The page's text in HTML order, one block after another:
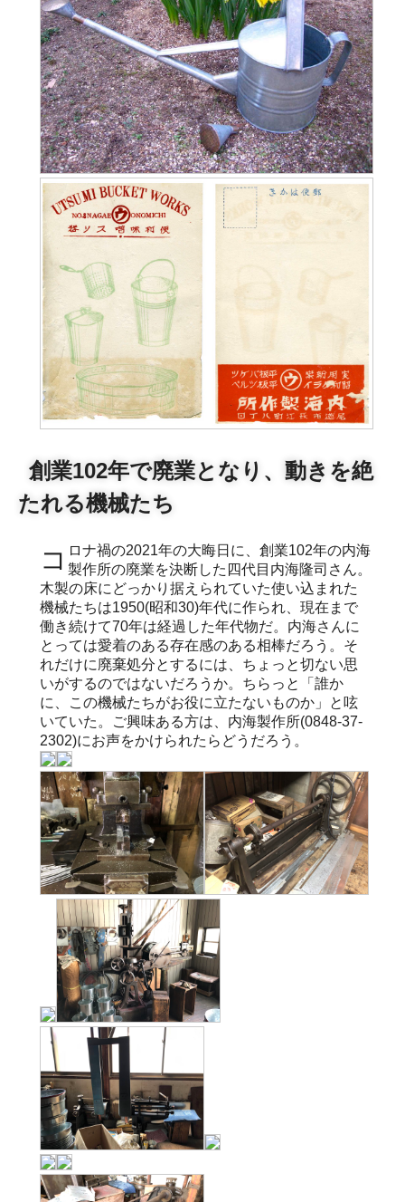
創業102年で廃業となり、動きを絶
たれる機械たち
コロナ禍の2021年の大晦日に、創業102年の内海 製作所の廃業を決断した四代目内海隆司さん。
木製の床にどっかり据えられていた使い込まれた
機械たちは1950(昭和30)年代に作られ、現在まで
働き続けて70年は経過した年代物だ。内海さんに
とっては愛着のある存在感のある相棒だろう。そ
れだけに廃棄処分とするには、ちょっと切ない思
いがするのではないだろうか。ちらっと「誰か
に、この機械たちがお役に立たないものか」と呟
いていた。ご興味ある方は、内海製作所(0848-37-
2302)にお声をかけられたらどうだろう。